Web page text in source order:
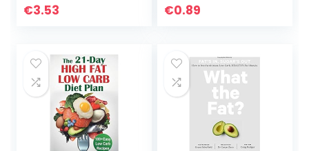
Sodium, Low
€3.53
(English Edition)
€0.89